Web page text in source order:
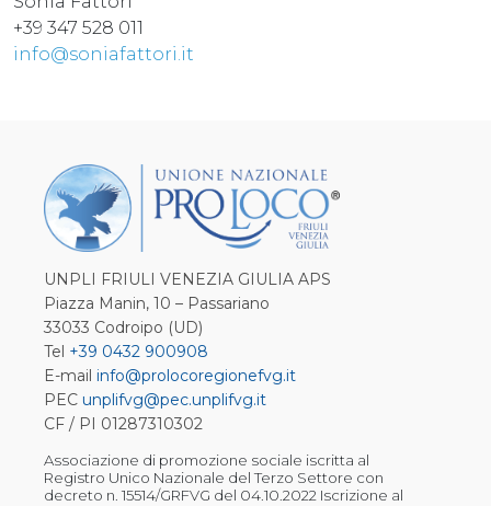
+39 347 528 011
info@soniafattori.it
UNPLI FRIULI VENEZIA GIULIA APS
Piazza Manin, 10 – Passariano
33033 Codroipo (UD)
Tel +39 0432 900908
E-mail info@prolocoregionefvg.it
PEC unplifvg@pec.unplifvg.it
CF / PI 01287310302
Associazione di promozione sociale iscritta al
Registro Unico Nazionale del Terzo Settore con
decreto n. 15514/GRFVG del 04.10.2022 Iscrizione al